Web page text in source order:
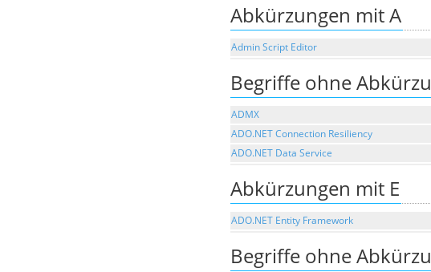
Abkürzungen mit A
Admin Script Editor
Begriffe ohne
ADMX
ADO.NET Connection Resiliency
ADO.NET Data Service
Abkürzungen mit E
ADO.NET Entity Framework
Begriffe ohne